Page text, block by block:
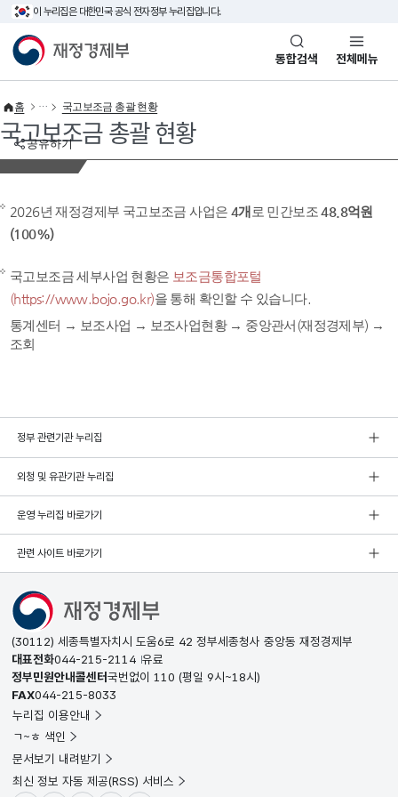
이 누리집은 대한민국 공식 전자정부 누리집입니다.
재정경제부(www.mofe.go.kr)통합검색 전체메뉴
공유하기
홈 국고보조금 총괄 현황
국고보조금 총괄 현황
2026년 재정경제부 국고보조금 사업은 4개 로 민간보조48.8억원
(100%)
국고보조금 세부사업 현황은 보조금통합포털
(https://www.bojo.go.kr)을 통해 확인할 수 있습니다.
통계센터 → 보조사업 → 보조사업현황 → 중앙관서(재정경제부) →
조회
정부 관련기관 누리집
외청 및 유관기관 누리집
운영 누리집 바로가기
관련 사이트 바로가기
(30112) 세종특별자치시 도움6로 42 정부세종청사 중앙동 재정경제부
대표전화044-215-2114 유료
정부민원안내콜센터국번없이 110 (평일 9시~18시)
FAX044-215-8033
누리집 이용안내
ㄱ~ㅎ 색인
문서보기 내려받기
최신 정보 자동 제공(RSS) 서비스